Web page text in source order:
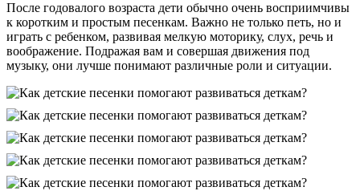
После годовалого возраста дети обычно очень восприимчивы
к коротким и простым песенкам. Важно не только петь, но и
играть с ребенком, развивая мелкую моторику, слух, речь и
воображение. Подражая вам и совершая движения под
музыку, они лучше понимают различные роли и ситуации.